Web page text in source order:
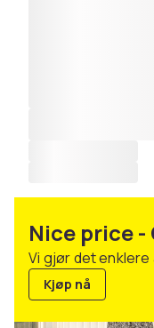
Nice price
Vi gjør det
Kjøp nå